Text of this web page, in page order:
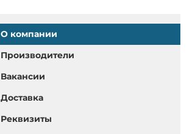
О компании
Производители
Вакансии
Доставка
Реквизиты